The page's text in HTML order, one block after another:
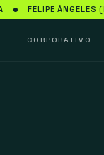
FELIPE
CORPORATIVO